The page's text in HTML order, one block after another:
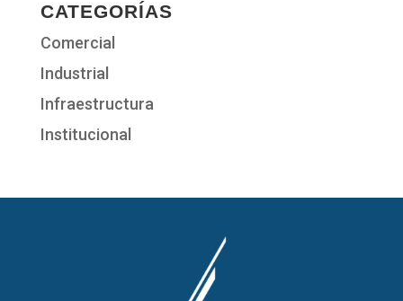
CATEGORÍAS
Comercial
Industrial
Infraestructura
Institucional